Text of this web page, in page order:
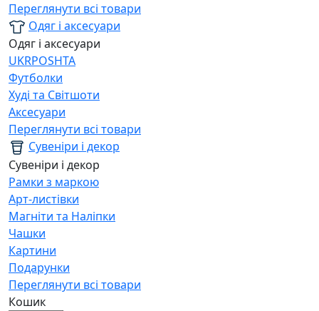
Переглянути всі товари
Одяг і аксесуари
Одяг і аксесуари
UKRPOSHTA
Футболки
Худі та Світшоти
Аксесуари
Переглянути всі товари
Сувеніри і декор
Сувеніри і декор
Рамки з маркою
Арт-листівки
Магніти та Наліпки
Чашки
Картини
Подарунки
Переглянути всі товари
Кошик